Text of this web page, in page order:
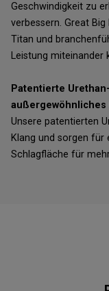
Geschwindigkeit zu
verbessern. Great
Titan und
Leistung miteinander
Patentierte
außergewöhnliches
Unsere patentierten
Klang und sorgen für
Schlagfläche für